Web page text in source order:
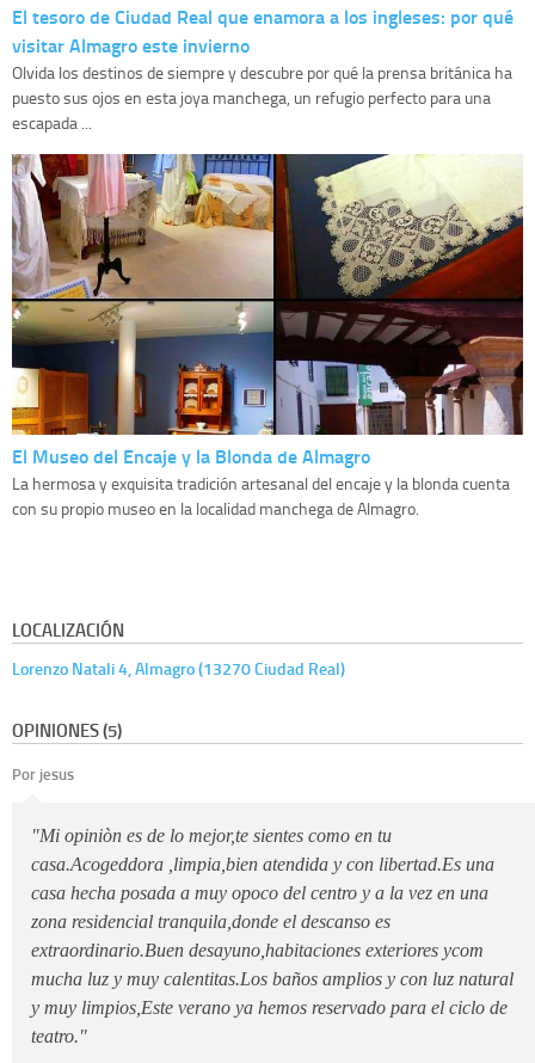
El tesoro de Ciudad Real que enamora a los ingleses: por qué
visitar Almagro este invierno
Olvida los destinos de siempre y descubre por qué la prensa británica ha
puesto sus ojos en esta joya manchega, un refugio perfecto para una
escapada ...
El Museo del Encaje y la Blonda de Almagro
La hermosa y exquisita tradición artesanal del encaje y la blonda cuenta
con su propio museo en la localidad manchega de Almagro.
LOCALIZACIÓN
Lorenzo Natali 4, Almagro (13270 Ciudad Real)
OPINIONES (5)
Por jesus
"Mi opiniòn es de lo mejor,te sientes como en tu
casa.Acogeddora ,limpia,bien atendida y con libertad.Es una
casa hecha posada a muy opoco del centro y a la vez en una
zona residencial tranquila,donde el descanso es
extraordinario.Buen desayuno,habitaciones exteriores ycom
mucha luz y muy calentitas.Los baños amplios y con luz natural
y muy limpios,Este verano ya hemos reservado para el ciclo de
teatro."